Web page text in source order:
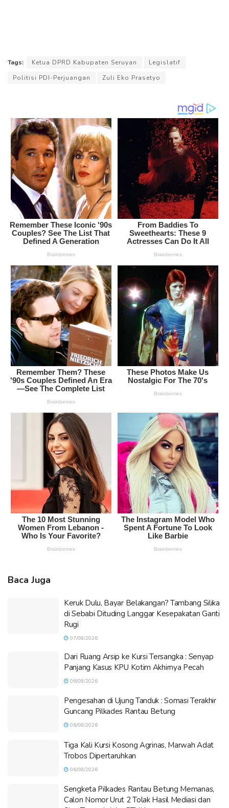
Tags: Ketua DPRD Kabupaten Seruyan
Legislatif
Politisi PDI-Perjuangan
Zuli Eko Prasetyo
Baca Juga
Keruk Dulu, Bayar Belakangan? Tambang Silika
di Sebabi Dituding Langgar Kesepakatan Ganti
Rugi
07/08/2026
Dari Ruang Arsip ke Kursi Tersangka : Senyap
Panjang Kasus KPU Kotim Akhirnya Pecah
06/08/2026
Pengesahan di Ujung Tanduk : Somasi Terakhir
Guncang Pilkades Rantau Betung
06/08/2026
Tiga Kali Kursi Kosong Agrinas, Marwah Adat
Trobos Dipertaruhkan
06/08/2026
Sengketa Pilkades Rantau Betung Memanas,
Calon Nomor Urut 2 Tolak Hasil Mediasi dan